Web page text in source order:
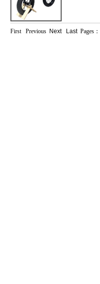
First Previous Next LastPages：